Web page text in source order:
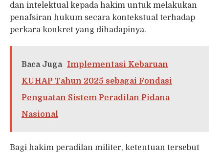
dan intelektual kepada hakim untuk melakukan
penafsiran hukum secara kontekstual terhadap
perkara konkret yang dihadapinya.
Baca Juga
Implementasi Kebaruan
KUHAP Tahun 2025 sebagai Fondasi
Penguatan Sistem Peradilan Pidana
Nasional
Bagi hakim peradilan militer, ketentuan tersebut